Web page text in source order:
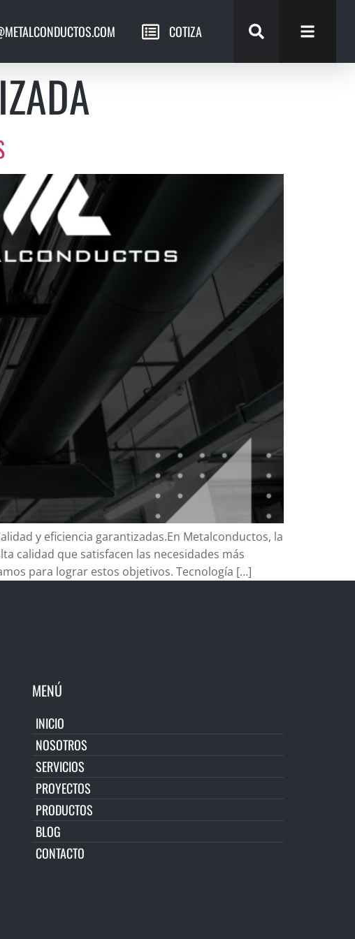
COTIZA
y eficiencia garantizadas.En Metalconductos, la
calidad que satisfacen las necesidades más
para lograr estos objetivos. Tecnología […]
MENÚ
INICIO
NOSOTROS
SERVICIOS
PROYECTOS
PRODUCTOS
BLOG
CONTACTO